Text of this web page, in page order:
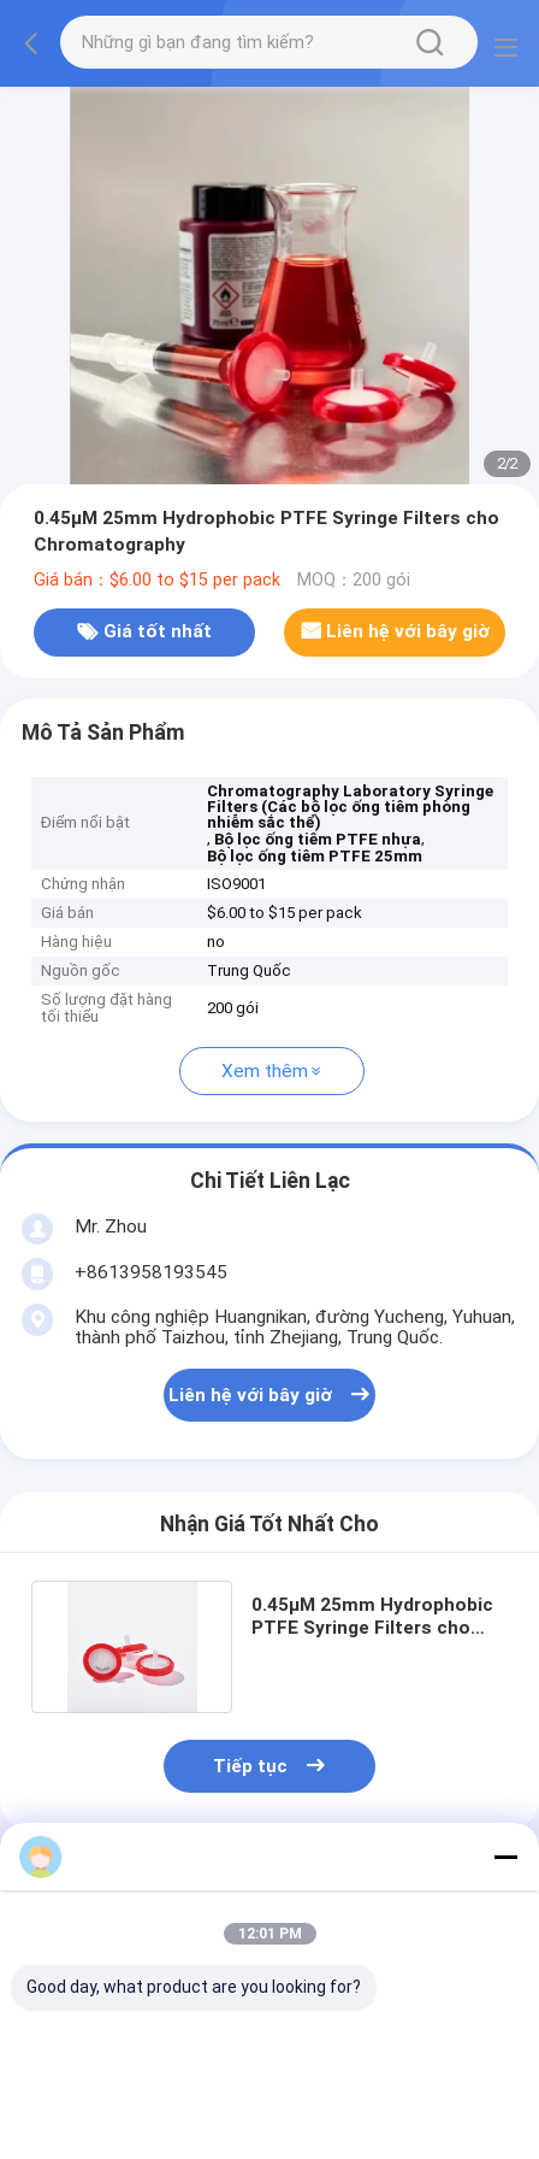
2/2
0.45μM 25mm Hydrophobic PTFE Syringe Filters cho
Chromatography
Giá bán：$6.00 to $15 per pack MOQ：200 gói
Giá tốt nhất Liên hệ với bây giờ
Mô Tả Sản Phẩm
Điểm nổi bật
Chromatography Laboratory Syringe
Filters (Các bộ lọc ống tiêm phòng
nhiễm sắc thể)
, Bộ lọc ống tiêm PTFE nhựa,
Bộ lọc ống tiêm PTFE 25mm
Chứng nhận
ISO9001
Giá bán
$6.00 to $15 per pack
Hàng hiệu
no
Nguồn gốc
Trung Quốc
Số lượng đặt hàng
tối thiểu
200 gói
Xem thêm
Chi Tiết Liên Lạc
Mr. Zhou
+8613958193545
Khu công nghiệp Huangnikan, đường Yucheng, Yuhuan,
thành phố Taizhou, tỉnh Zhejiang, Trung Quốc.
Liên hệ với bây giờ
Nhận Giá Tốt Nhất Cho
0.45μM 25mm Hydrophobic
PTFE Syringe Filters cho
Tiếp tục
Sản Phẩm Khuyến Cáo
12:01 PM
Good day, what product are you looking for?